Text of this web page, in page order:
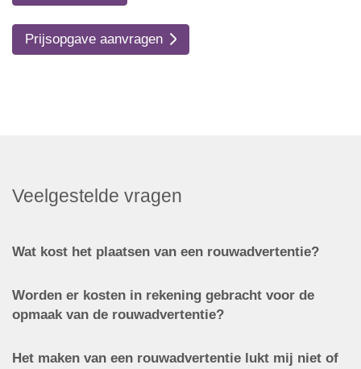
Prijsopgave aanvragen
Veelgestelde vragen
Wat kost het plaatsen van een rouwadvertentie?
Worden er kosten in rekening gebracht voor de
opmaak van de rouwadvertentie?
Het maken van een rouwadvertentie lukt mij niet of